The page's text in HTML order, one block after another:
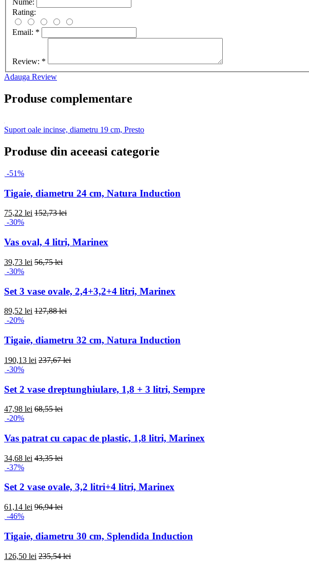
Nume:
Rating:
Email: *
Review: *
Adauga Review
Produse complementare
Suport oale incinse, diametru 19 cm, Presto
Produse din aceeasi categorie
-51%
Tigaie, diametru 24 cm, Natura Induction
75,22 lei 152,73 lei
-30%
Vas oval, 4 litri, Marinex
39,73 lei 56,75 lei
-30%
Set 3 vase ovale, 2,4+3,2+4 litri, Marinex
89,52 lei 127,88 lei
-20%
Tigaie, diametru 32 cm, Natura Induction
190,13 lei 237,67 lei
-30%
Set 2 vase dreptunghiulare, 1,8 + 3 litri, Sempre
47,98 lei 68,55 lei
-20%
Vas patrat cu capac de plastic, 1,8 litri, Marinex
34,68 lei 43,35 lei
-37%
Set 2 vase ovale, 3,2 litri+4 litri, Marinex
61,14 lei 96,94 lei
-46%
Tigaie, diametru 30 cm, Splendida Induction
126,50 lei 235,54 lei